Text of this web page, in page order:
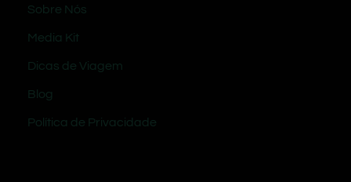
Sobre Nós
Media Kit
Dicas de Viagem
Blog
Política de Privacidade